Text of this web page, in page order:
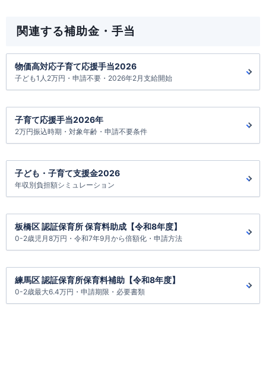
関連する補助金・手当
物価高対応子育て応援手当2026
子ども1人2万円・申請不要・2026年2月支給開始
子育て応援手当2026年
2万円振込時期・対象年齢・申請不要条件
子ども・子育て支援金2026
年収別負担額シミュレーション
板橋区 認証保育所 保育料助成【令和8年度】
0-2歳児月8万円・令和7年9月から倍額化・申請方法
練馬区 認証保育所保育料補助【令和8年度】
0-2歳最大6.4万円・申請期限・必要書類